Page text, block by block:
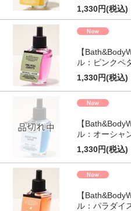
1,330円(税込)
【
ル：ピンクペ
1,330円(税込)
【
ル：オーシャ
1,330円(税込)
【
ル：パラダイ